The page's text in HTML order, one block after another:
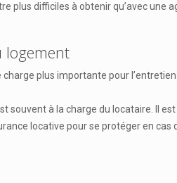
plus difficiles à obtenir qu’avec
logement
charge plus importante pour
souvent à la charge du locataire. Il
locative pour se protéger en